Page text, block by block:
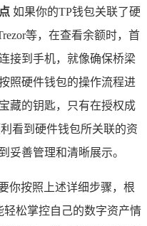
如果你的TP钱包关联了硬
等，在查看余额时，首
接到手机，就像确保桥梁
照硬件钱包的操作流程进
藏的钥匙，只有在授权成
看到硬件钱包所关联的资
妥善管理和清晰展示。
你按照上述详细步骤，根
松掌控自己的数字资产情